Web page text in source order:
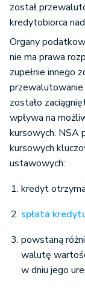
został
kredytobiorca
Organy
nie ma prawa
zupełnie innego
przewalutowanie
zostało
wpływa na
kursowych. NSA
kursowych
ustawowych:
kredyt
spłata
powstaną
walutę
w dniu jego